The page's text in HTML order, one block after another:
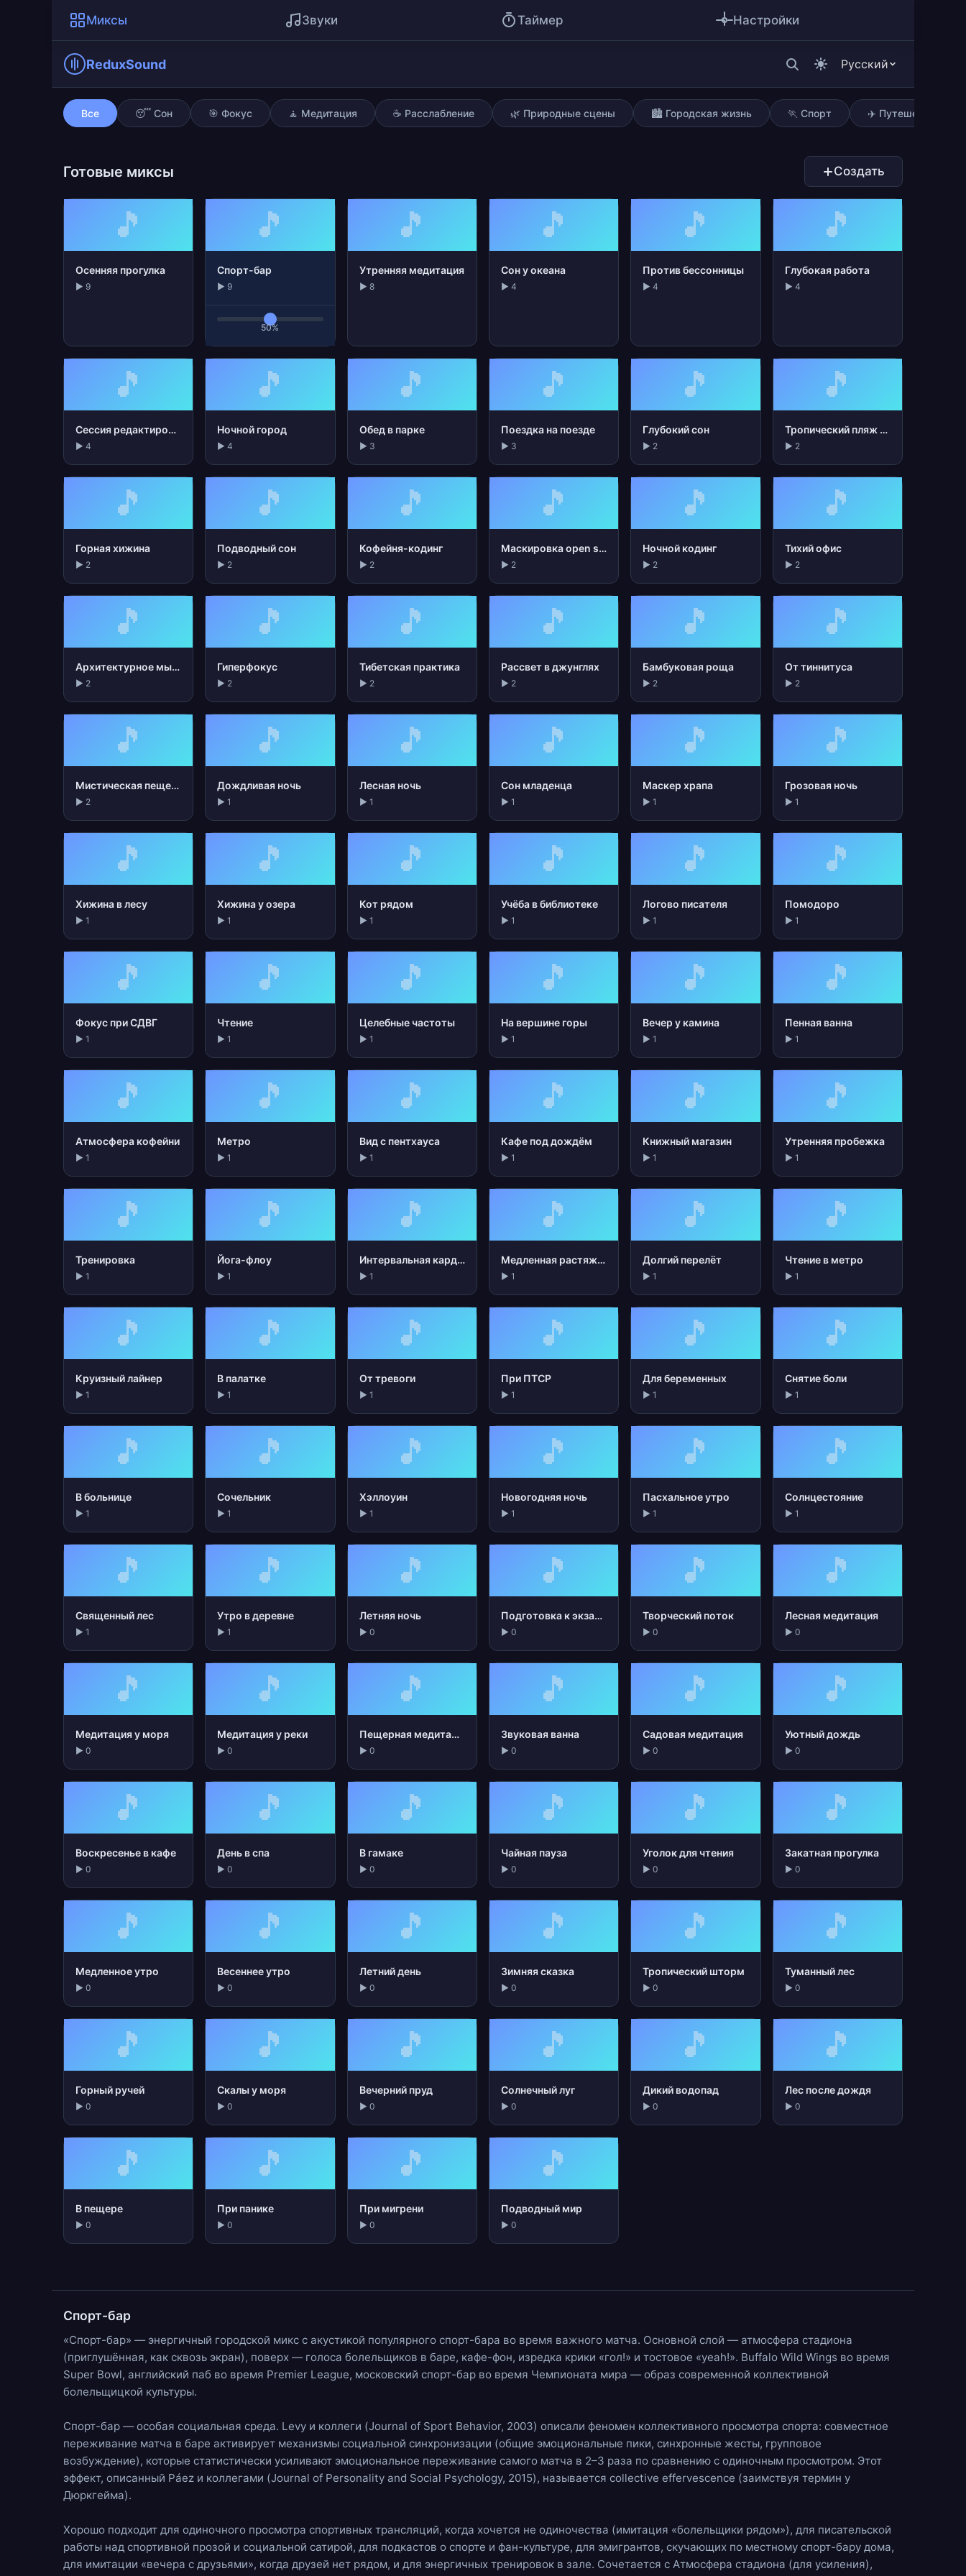
ReduxSound Русский
Спорт-бар
Все 😴 Сон 🎯 Фокус 🧘 Медитация ☕ Расслабление 🌿 Природные сцены 🏙️ Городская жизнь 🏃 Спорт ✈️ Путешествия
Готовые миксы Создать
🎵
Осенняя прогулка
▶ 9
🎵
Спорт-бар
▶ 9
50%
🎵
Утренняя медитация
▶ 8
🎵
Сон у океана
▶ 4
🎵
Против бессонницы
▶ 4
🎵
Глубокая работа
▶ 4
🎵
Сессия редактирования
▶ 4
🎵
Ночной город
▶ 4
🎵
Обед в парке
▶ 3
🎵
Поездка на поезде
▶ 3
🎵
Глубокий сон
▶ 2
🎵
Тропический пляж ночью
▶ 2
🎵
Горная хижина
▶ 2
🎵
Подводный сон
▶ 2
🎵
Кофейня-кодинг
▶ 2
🎵
Маскировка open space
▶ 2
🎵
Ночной кодинг
▶ 2
🎵
Тихий офис
▶ 2
🎵
Архитектурное мышление
▶ 2
🎵
Гиперфокус
▶ 2
🎵
Тибетская практика
▶ 2
🎵
Рассвет в джунглях
▶ 2
🎵
Бамбуковая роща
▶ 2
🎵
От тиннитуса
▶ 2
🎵
Мистическая пещера
▶ 2
🎵
Дождливая ночь
▶ 1
🎵
Лесная ночь
▶ 1
🎵
Сон младенца
▶ 1
🎵
Маскер храпа
▶ 1
🎵
Грозовая ночь
▶ 1
🎵
Хижина в лесу
▶ 1
🎵
Хижина у озера
▶ 1
🎵
Кот рядом
▶ 1
🎵
Учёба в библиотеке
▶ 1
🎵
Логово писателя
▶ 1
🎵
Помодоро
▶ 1
🎵
Фокус при СДВГ
▶ 1
🎵
Чтение
▶ 1
🎵
Целебные частоты
▶ 1
🎵
На вершине горы
▶ 1
🎵
Вечер у камина
▶ 1
🎵
Пенная ванна
▶ 1
🎵
Атмосфера кофейни
▶ 1
🎵
Метро
▶ 1
🎵
Вид с пентхауса
▶ 1
🎵
Кафе под дождём
▶ 1
🎵
Книжный магазин
▶ 1
🎵
Утренняя пробежка
▶ 1
🎵
Тренировка
▶ 1
🎵
Йога-флоу
▶ 1
🎵
Интервальная кардио
▶ 1
🎵
Медленная растяжка
▶ 1
🎵
Долгий перелёт
▶ 1
🎵
Чтение в метро
▶ 1
🎵
Круизный лайнер
▶ 1
🎵
В палатке
▶ 1
🎵
От тревоги
▶ 1
🎵
При ПТСР
▶ 1
🎵
Для беременных
▶ 1
🎵
Снятие боли
▶ 1
🎵
В больнице
▶ 1
🎵
Сочельник
▶ 1
🎵
Хэллоуин
▶ 1
🎵
Новогодняя ночь
▶ 1
🎵
Пасхальное утро
▶ 1
🎵
Солнцестояние
▶ 1
🎵
Священный лес
▶ 1
🎵
Утро в деревне
▶ 1
🎵
Летняя ночь
▶ 0
🎵
Подготовка к экзамену
▶ 0
🎵
Творческий поток
▶ 0
🎵
Лесная медитация
▶ 0
🎵
Медитация у моря
▶ 0
🎵
Медитация у реки
▶ 0
🎵
Пещерная медитация
▶ 0
🎵
Звуковая ванна
▶ 0
🎵
Садовая медитация
▶ 0
🎵
Уютный дождь
▶ 0
🎵
Воскресенье в кафе
▶ 0
🎵
День в спа
▶ 0
🎵
В гамаке
▶ 0
🎵
Чайная пауза
▶ 0
🎵
Уголок для чтения
▶ 0
🎵
Закатная прогулка
▶ 0
🎵
Медленное утро
▶ 0
🎵
Весеннее утро
▶ 0
🎵
Летний день
▶ 0
🎵
Зимняя сказка
▶ 0
🎵
Тропический шторм
▶ 0
🎵
Туманный лес
▶ 0
🎵
Горный ручей
▶ 0
🎵
Скалы у моря
▶ 0
🎵
Вечерний пруд
▶ 0
🎵
Солнечный луг
▶ 0
🎵
Дикий водопад
▶ 0
🎵
Лес после дождя
▶ 0
🎵
В пещере
▶ 0
🎵
При панике
▶ 0
🎵
При мигрени
▶ 0
🎵
Подводный мир
▶ 0
Спорт-бар
«Спорт-бар» — энергичный городской микс с акустикой популярного спорт-бара во время важного матча. Основной слой — атмосфера стадиона
(приглушённая, как сквозь экран), поверх — голоса болельщиков в баре, кафе-фон, изредка крики «гол!» и тостовое «yeah!». Buffalo Wild Wings во время
Super Bowl, английский паб во время Premier League, московский спорт-бар во время Чемпионата мира — образ современной коллективной
болельщицкой культуры.
Спорт-бар — особая социальная среда. Levy и коллеги (Journal of Sport Behavior, 2003) описали феномен коллективного просмотра спорта: совместное
переживание матча в баре активирует механизмы социальной синхронизации (общие эмоциональные пики, синхронные жесты, групповое
возбуждение), которые статистически усиливают эмоциональное переживание самого матча в 2–3 раза по сравнению с одиночным просмотром. Этот
эффект, описанный Páez и коллегами (Journal of Personality and Social Psychology, 2015), называется collective effervescence (заимствуя термин у
Дюркгейма).
Хорошо подходит для одиночного просмотра спортивных трансляций, когда хочется не одиночества (имитация «болельщики рядом»), для писательской
работы над спортивной прозой и социальной сатирой, для подкастов о спорте и фан-культуре, для эмигрантов, скучающих по местному спорт-бару дома,
для имитации «вечера с друзьями», когда друзей нет рядом, и для энергичных тренировок в зале. Сочетается с Атмосфера стадиона (для усиления),
Миксы Звуки Таймер Настройки